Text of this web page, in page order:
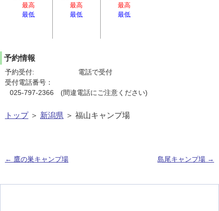
最高
最低
最高
最低
最高
最低
予約情報
予約受付:
電話で受付
受付電話番号：
025-797-2366 (間違電話にご注意ください)
トップ＞ 新潟県 ＞ 福山キャンプ場
← 鷹の巣キャンプ場 島尾キャンプ場 →